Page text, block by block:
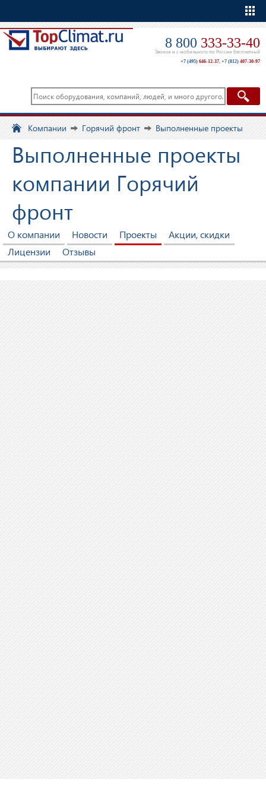
8 800 333-33-40
Звонок и с мобильного по России бесплатный
+7 (495) 646-12-37, +7 (812) 407-30-97
Компании Горячий фронт Выполненные проекты
Выполненные проекты
компании Горячий
фронт
О компании Новости Проекты
Акции, скидки
Лицензии
Отзывы